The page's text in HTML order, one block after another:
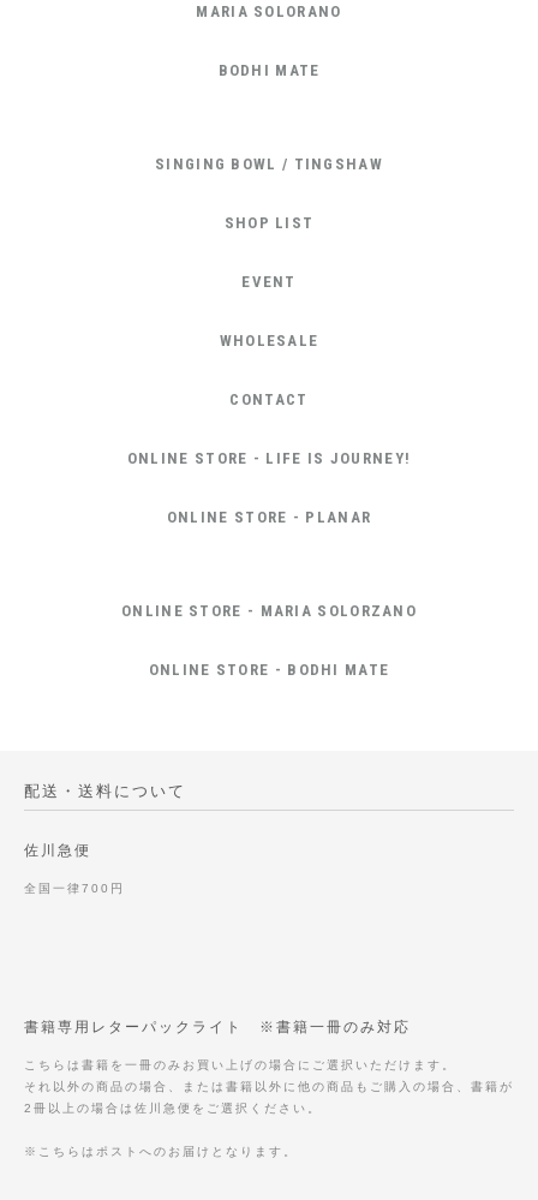
MARIA SOLORANO
BODHI MATE
SINGING BOWL / TINGSHAW
SHOP LIST
EVENT
WHOLESALE
CONTACT
ONLINE STORE - LIFE IS JOURNEY!
ONLINE STORE - PLANAR
ONLINE STORE - MARIA SOLORZANO
ONLINE STORE - BODHI MATE
配送・送料について
佐川急便
全国一律700円
書籍専用レターパックライト ※書籍一冊のみ対応
こちらは書籍を一冊のみお買い上げの場合にご選択いただけます。
それ以外の商品の場合、または書籍以外に他の商品もご購入の場合、書籍が
2冊以上の場合は佐川急便をご選択ください。
※こちらはポストへのお届けとなります。